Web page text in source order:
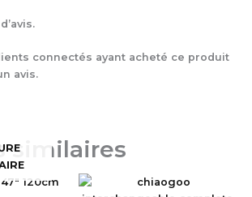
connectés ayant acheté ce produit
avis.
similaires